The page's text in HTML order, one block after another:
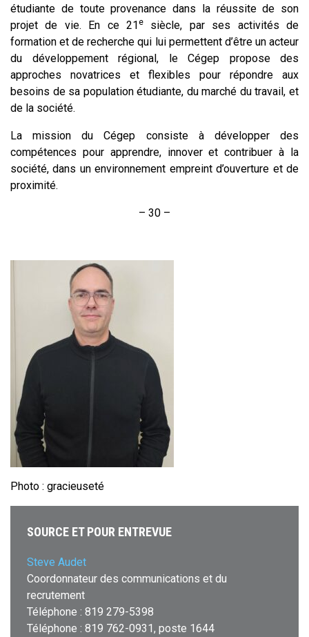
étudiante de toute provenance dans la réussite de son
projet de vie. En ce 21e
siècle, par ses activités de
formation et de recherche qui lui permettent d’être un acteur
du développement régional, le Cégep propose des
approches novatrices et flexibles pour répondre aux
besoins de sa population étudiante, du marché du travail, et
de la société.
La mission du Cégep consiste à développer des
compétences pour apprendre, innover et contribuer à la
société, dans un environnement empreint d’ouverture et de
proximité.
– 30 –
Photo : gracieuseté
SOURCE ET POUR ENTREVUE
Steve Audet
Coordonnateur des communications et du
recrutement
Téléphone : 819 279-5398
Téléphone : 819 762-0931, poste 1644